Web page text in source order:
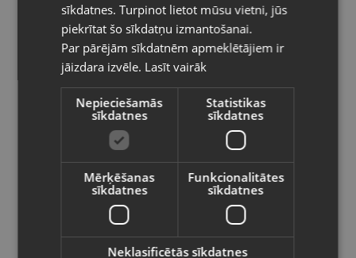
365.00€
€ /mēn.
Zelta auskari
Pasūtījumi tiks piegādāti uz
izvēlēto valsti
Vietnes saturs būs attēlots izvēlētajā
valodā
Valsts
Latviešu / Latvian
sīkdatnes. Turpinot lietot mūsu vietni, jūs
piekrītat šo sīkdatņu izmantošanai.
Par pārējām sīkdatnēm apmeklētājiem ir
jāizdara izvēle. Lasīt vairāk
Nepieciešamās
sīkdatnes
Statistikas
sīkdatnes
Mērķēšanas
sīkdatnes
Funkcionalitātes
sīkdatnes
Neklasificētās sīkdatnes